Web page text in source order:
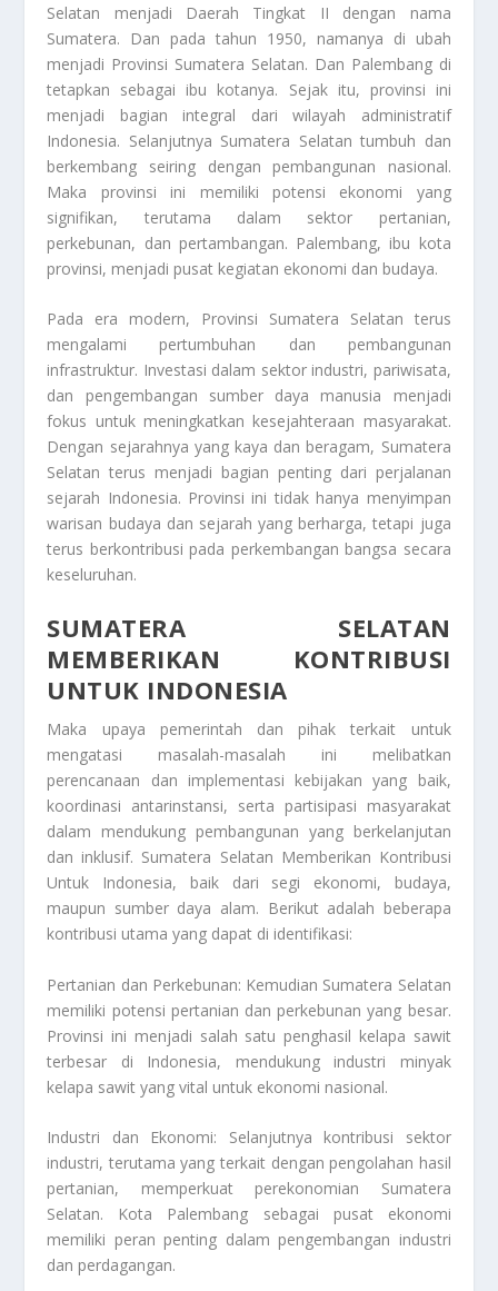
Selatan menjadi Daerah Tingkat II dengan nama
Sumatera. Dan pada tahun 1950, namanya di ubah
menjadi Provinsi Sumatera Selatan. Dan Palembang di
tetapkan sebagai ibu kotanya. Sejak itu, provinsi ini
menjadi bagian integral dari wilayah administratif
Indonesia. Selanjutnya Sumatera Selatan tumbuh dan
berkembang seiring dengan pembangunan nasional.
Maka provinsi ini memiliki potensi ekonomi yang
signifikan, terutama dalam sektor pertanian,
perkebunan, dan pertambangan. Palembang, ibu kota
provinsi, menjadi pusat kegiatan ekonomi dan budaya.
Pada era modern, Provinsi Sumatera Selatan terus
mengalami pertumbuhan dan pembangunan
infrastruktur. Investasi dalam sektor industri, pariwisata,
dan pengembangan sumber daya manusia menjadi
fokus untuk meningkatkan kesejahteraan masyarakat.
Dengan sejarahnya yang kaya dan beragam, Sumatera
Selatan terus menjadi bagian penting dari perjalanan
sejarah Indonesia. Provinsi ini tidak hanya menyimpan
warisan budaya dan sejarah yang berharga, tetapi juga
terus berkontribusi pada perkembangan bangsa secara
keseluruhan.
SUMATERA SELATAN
MEMBERIKAN KONTRIBUSI
UNTUK INDONESIA
Maka upaya pemerintah dan pihak terkait untuk
mengatasi masalah-masalah ini melibatkan
perencanaan dan implementasi kebijakan yang baik,
koordinasi antarinstansi, serta partisipasi masyarakat
dalam mendukung pembangunan yang berkelanjutan
dan inklusif. Sumatera Selatan Memberikan Kontribusi
Untuk Indonesia, baik dari segi ekonomi, budaya,
maupun sumber daya alam. Berikut adalah beberapa
kontribusi utama yang dapat di identifikasi:
Pertanian dan Perkebunan: Kemudian Sumatera Selatan
memiliki potensi pertanian dan perkebunan yang besar.
Provinsi ini menjadi salah satu penghasil kelapa sawit
terbesar di Indonesia, mendukung industri minyak
kelapa sawit yang vital untuk ekonomi nasional.
Industri dan Ekonomi: Selanjutnya kontribusi sektor
industri, terutama yang terkait dengan pengolahan hasil
pertanian, memperkuat perekonomian Sumatera
Selatan. Kota Palembang sebagai pusat ekonomi
memiliki peran penting dalam pengembangan industri
dan perdagangan.